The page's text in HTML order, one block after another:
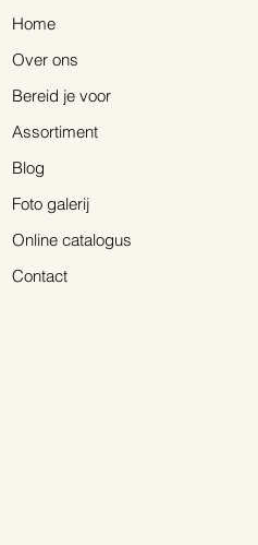
De Crocosmia ‘Lucifer’
Home
Over ons
Bereid je voor
Assortiment
Blog
Foto galerij
Online catalogus
Contact